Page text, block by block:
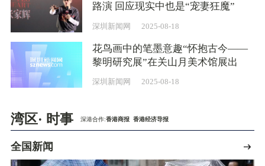
路演 回应现实中也是“宠妻狂魔”
深圳新闻网 2025-08-18
花鸟画中的笔墨意趣“怀抱古今——
黎明研究展”在关山月美术馆展出
深圳新闻网 2025-08-18
湾区· 时事 深港合作:香港商报 香港经济导报
全国新闻